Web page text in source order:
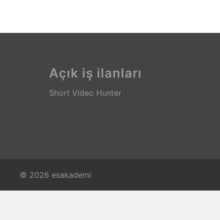
Açık iş ilanları
Short Video Hunter
© 2026 esakademi